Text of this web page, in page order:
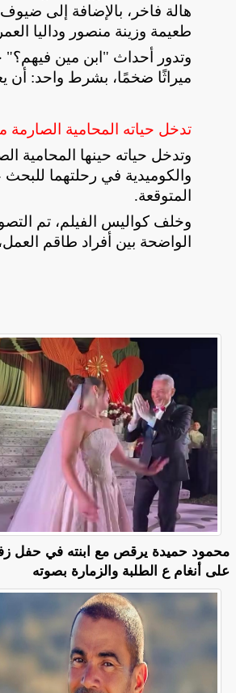
هالة فاخر، بالإضافة إلى
طعيمة وزينة منصور وداليا
وتدور أحداث "ابن مين فيهم؟"
ميراثًا ضخمًا، بشرط واحد: أن
تدخل حياته المحامية
وتدخل حياته حينها المحامية
والكوميدية في رحلتهما
المتوقعة.
وخلف كواليس الفيلم، تم
الواضحة بين أفراد طاقم
محمود حميدة يرقص مع ابنته في حفل
على أنغام ع الطلبة والزمارة بصوته